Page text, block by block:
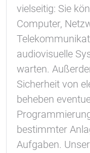
vielseitig: Sie
Computer,
audiovisuelle
warten.
Sicherheit von
beheben
bestimmter
Aufgaben.
Cookie
1 Jahr
STATISTIK
Statistik
Diese
unsere
Google Tag
Analytics